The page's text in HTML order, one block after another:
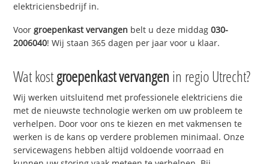
elektriciensbedrijf in.
Voorgroepenkast vervangen belt u deze middag030-
2006040! Wij staan 365 dagen per jaar voor u klaar.
Wat kostgroepenkast vervangen in regio Utrecht?
Wij werken uitsluitend met professionele elektriciens die
met de nieuwste technologie werken om uw probleem te
verhelpen. Door voor ons te kiezen en met vakmensen te
werken is de kans op verdere problemen minimaal. Onze
servicewagens hebben altijd voldoende voorraad en